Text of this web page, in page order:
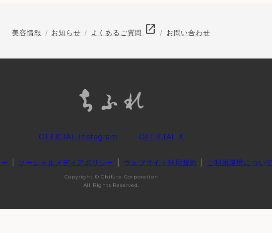
美容情報 お知らせ よくあるご質問 open_in_new お問い合わせ
OFFICIAL Instagram OFFICIAL X
ソーシャルメディアポリシー ウェブサイト利用規約 ご利用環境について
Copyright © Chifure Corporation
All Rights Reserved.